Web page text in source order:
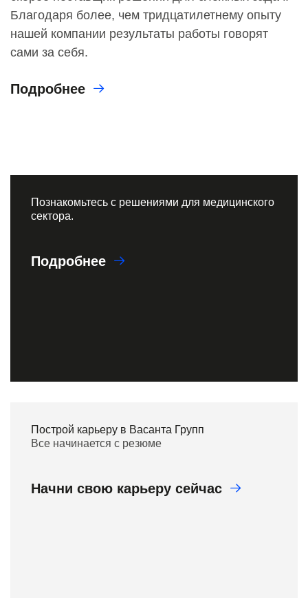
Благодаря более, чем тридцатилетнему опыту
нашей компании результаты работы говорят
сами за себя.
Подробнее
Познакомьтесь с решениями для медицинского
сектора.
Подробнее
Построй карьеру в Васанта Групп
Все начинается с резюме
Начни свою карьеру сейчас